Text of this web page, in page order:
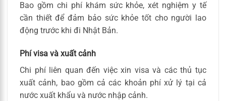
Bao gồm chi phí khám sức khỏe, xét nghiệm y tế
cần thiết để đảm bảo sức khỏe tốt cho người lao
động trước khi đi Nhật Bản.
Phí visa và xuất cảnh
Chi phí liên quan đến việc xin visa và các thủ tục
xuất cảnh, bao gồm cả các khoản phí xử lý tại cả
nước xuất khẩu và nước nhập cảnh.